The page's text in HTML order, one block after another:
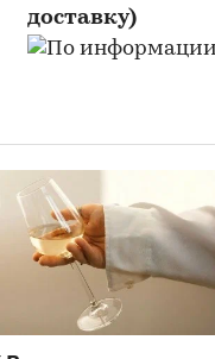
доставку)